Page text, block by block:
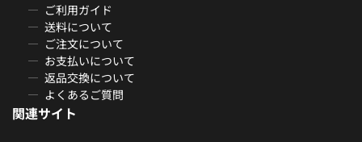
ご利用ガイド
送料について
ご注文について
お支払いについて
返品交換について
よくあるご質問
関連サイト